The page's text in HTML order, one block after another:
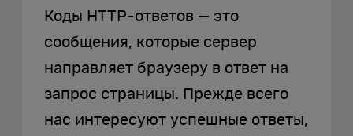
Коды HTTP-ответов — это
сообщения, которые сервер
направляет браузеру в ответ на
запрос страницы. Прежде всего
нас интересуют успешные ответы,